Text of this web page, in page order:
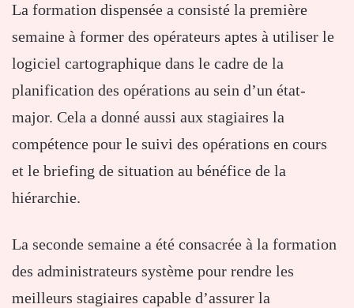
La formation dispensée a consisté la première
semaine à former des opérateurs aptes à utiliser le
logiciel cartographique dans le cadre de la
planification des opérations au sein d’un état-
major. Cela a donné aussi aux stagiaires la
compétence pour le suivi des opérations en cours
et le briefing de situation au bénéfice de la
hiérarchie.
La seconde semaine a été consacrée à la formation
des administrateurs système pour rendre les
meilleurs stagiaires capable d’assurer la